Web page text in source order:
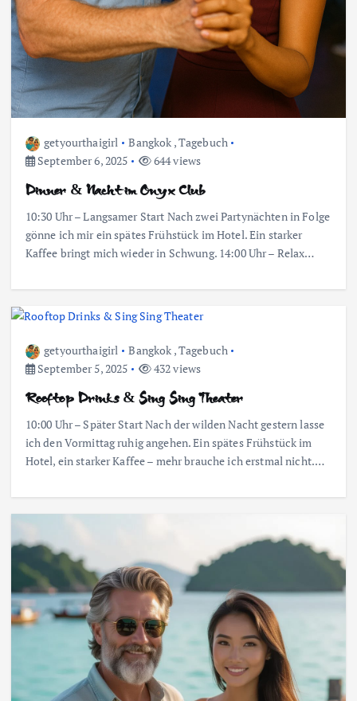
getyourthaigirl Bangkok ,Tagebuch
September 6, 2025
644 views
Dinner & Nacht im Onyx Club
10:30 Uhr – Langsamer Start Nach zwei Partynächten in Folge
gönne ich mir ein spätes Frühstück im Hotel. Ein starker
Kaffee bringt mich wieder in Schwung. 14:00 Uhr – Relax…
getyourthaigirl Bangkok ,Tagebuch
September 5, 2025
432 views
Rooftop Drinks & Sing Sing Theater
10:00 Uhr – Später Start Nach der wilden Nacht gestern lasse
ich den Vormittag ruhig angehen. Ein spätes Frühstück im
Hotel, ein starker Kaffee – mehr brauche ich erstmal nicht.…